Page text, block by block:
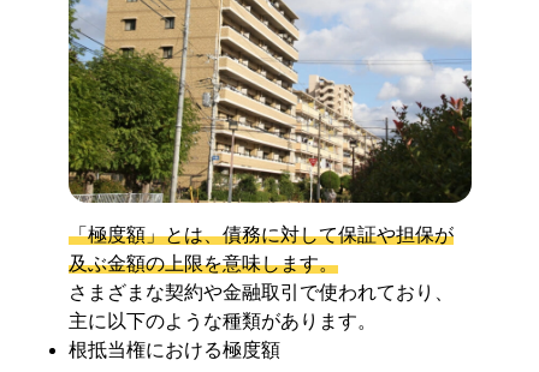
「極度額」とは、債務に対して保証や担保が
及ぶ金額の上限を意味します。
さまざまな契約や金融取引で使われており、
主に以下のような種類があります。
根抵当権における極度額